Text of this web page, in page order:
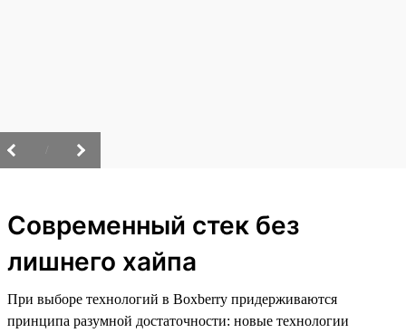
Современный стек без
лишнего хайпа
При выборе технологий в Boxberry придерживаются
принципа разумной достаточности: новые технологии